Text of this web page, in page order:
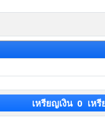
เหรียญเงิน 0 เห